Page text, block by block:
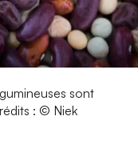
sont
: © Niek